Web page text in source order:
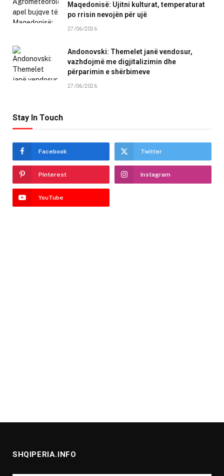
Maqedonisë: Ujitni kulturat, temperaturat
po rrisin nevojën për ujë
27/06/2026
Andonovski: Themelet janë vendosur,
vazhdojmë me digjitalizimin dhe
përparimin e shërbimeve
27/06/2026
Stay In Touch
Facebook Twitter
Pinterest Instagram
YouTube
SHQIPERIA.INFO